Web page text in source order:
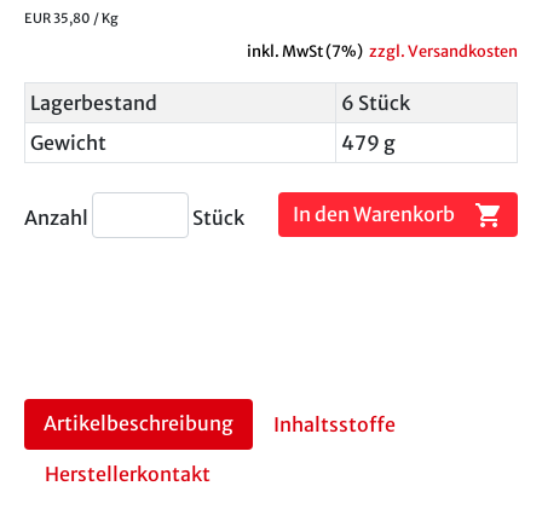
EUR 35,80 / Kg
inkl. MwSt (7%) zzgl. Versandkosten
Lagerbestand
6 Stück
Gewicht
479 g
Anzahl Stück In den Warenkorb shopping_cart
Artikelbeschreibung Inhaltsstoffe
Herstellerkontakt